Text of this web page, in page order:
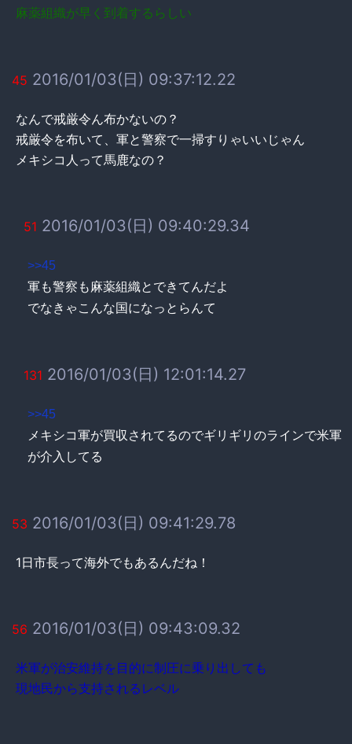
麻薬組織が早く到着するらしい
45 2016/01/03(日) 09:37:12.22
なんで戒厳令ん布かないの？
戒厳令を布いて、軍と警察で一掃すりゃいいじゃん
メキシコ人って馬鹿なの？
51 2016/01/03(日) 09:40:29.34
>>45
軍も警察も麻薬組織とできてんだよ
でなきゃこんな国になっとらんて
131 2016/01/03(日) 12:01:14.27
>>45
メキシコ軍が買収されてるのでギリギリのラインで米軍
が介入してる
53 2016/01/03(日) 09:41:29.78
1日市長って海外でもあるんだね！
56 2016/01/03(日) 09:43:09.32
米軍が治安維持を目的に制圧に乗り出しても
現地民から支持されるレベル